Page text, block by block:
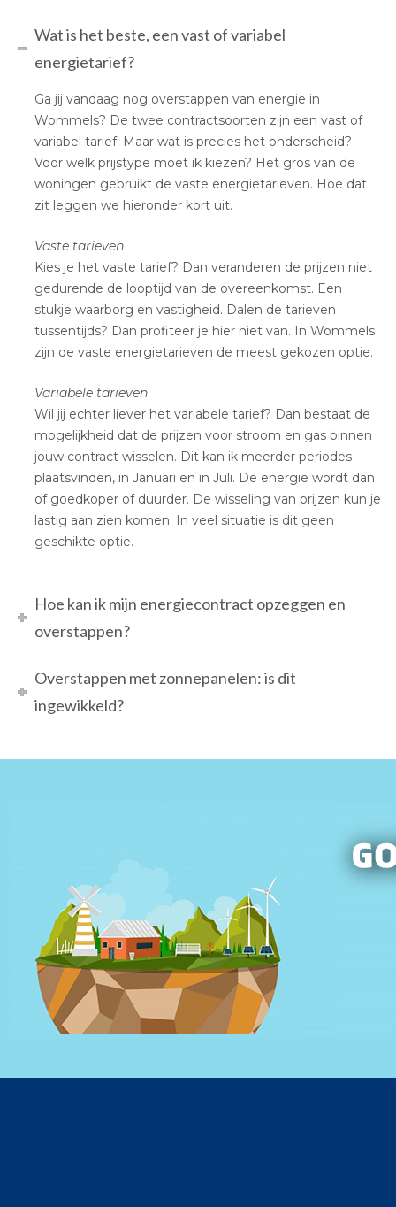
Wat is het beste, een vast of variabel
energietarief?
Ga jij vandaag nog overstappen van energie in
Wommels? De twee contractsoorten zijn een vast of
variabel tarief. Maar wat is precies het onderscheid?
Voor welk prijstype moet ik kiezen? Het gros van de
woningen gebruikt de vaste energietarieven. Hoe dat
zit leggen we hieronder kort uit.
Vaste tarieven
Kies je het vaste tarief? Dan veranderen de prijzen niet
gedurende de looptijd van de overeenkomst. Een
stukje waarborg en vastigheid. Dalen de tarieven
tussentijds? Dan profiteer je hier niet van. In Wommels
zijn de vaste energietarieven de meest gekozen optie.
Variabele tarieven
Wil jij echter liever het variabele tarief? Dan bestaat de
mogelijkheid dat de prijzen voor stroom en gas binnen
jouw contract wisselen. Dit kan ik meerder periodes
plaatsvinden, in Januari en in Juli. De energie wordt dan
of goedkoper of duurder. De wisseling van prijzen kun je
lastig aan zien komen. In veel situatie is dit geen
geschikte optie.
Hoe kan ik mijn energiecontract opzeggen en
overstappen?
Overstappen met zonnepanelen: is dit
ingewikkeld?